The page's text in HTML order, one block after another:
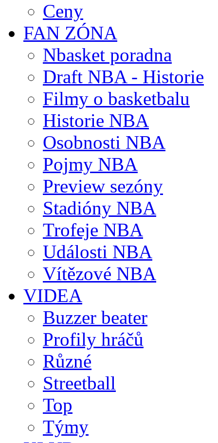
Ceny
FAN ZÓNA
Nbasket poradna
Draft NBA - Historie
Filmy o basketbalu
Historie NBA
Osobnosti NBA
Pojmy NBA
Preview sezóny
Stadióny NBA
Trofeje NBA
Události NBA
Vítězové NBA
VIDEA
Buzzer beater
Profily hráčů
Různé
Streetball
Top
Týmy